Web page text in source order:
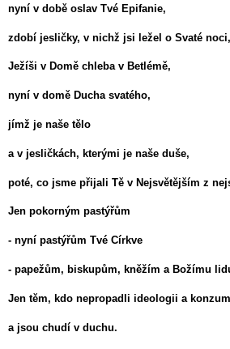
nyní v době oslav Tvé Epifanie,
zdobí jesličky, v nichž jsi ležel o Svaté noci,
Ježíši v Domě chleba v Betlémě,
nyní v domě Ducha svatého,
jímž je naše tělo
a v jesličkách, kterými je naše duše,
poté, co jsme přijali Tě v Nejsvětějším z
Jen pokorným pastýřům
- nyní pastýřům Tvé Církve
- papežům, biskupům, kněžím a Božímu
Jen těm, kdo nepropadli ideologii a
a jsou chudí v duchu.